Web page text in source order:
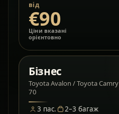
від
€90
Ціни вказані
орієнтовно
Бізнес
Toyota Avalon / Toyota Camry
70
3 пас. 2–3 багаж